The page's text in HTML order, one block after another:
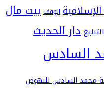
الوقف بيت مال
الحديث
للنهوض